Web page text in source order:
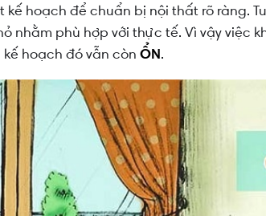
hoạch để chuẩn bị nội thất rõ ràng.
nhằm phù hợp với thực tế. Vì vậy việc
hoạch đó vẫn còn ỔN.